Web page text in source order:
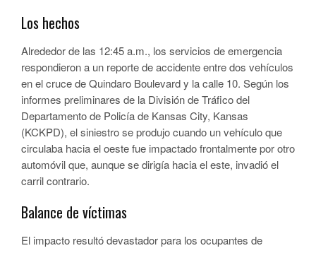
Los hechos
Alrededor de las 12:45 a.m., los servicios de emergencia
respondieron a un reporte de accidente entre dos vehículos
en el cruce deQuindaro Boulevard y la calle 10. Según los
informes preliminares de la División de Tráfico del
Departamento de Policía de Kansas City, Kansas
(KCKPD), el siniestro se produjo cuando un vehículo que
circulaba hacia el oeste fue impactado frontalmente por otro
automóvil que, aunque se dirigía hacia el este, invadió el
carril contrario.
Balance de víctimas
El impacto resultó devastador para los ocupantes de